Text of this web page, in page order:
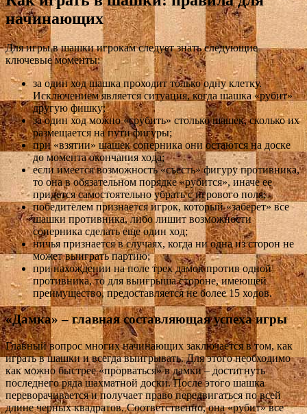
начинающих
Для игры в шашки игрокам следует знать следующие
ключевые моменты:
за один ход шашка проходит только одну клетку.
Исключением является ситуация, когда шашка «рубит»
другую фишку;
за один ход можно «срубить» столько шашек, сколько их
размещается на пути фигуры;
при «взятии» шашек соперника они остаются на доске
до момента окончания хода;
если имеется возможность «съесть» фигуру противника,
то она в обязательном порядке «рубится», иначе ее
придется самостоятельно убрать с игрового поля;
победителем признается игрок, который «заберет» все
шашки противника, либо лишит возможности
соперника сделать еще один ход;
ничья признается в случаях, когда ни одна из сторон не
может выиграть партию;
при нахождении на поле трех дамок против одной
противника, то для выигрыша стороне, имеющей
преимущество, предоставляется не более 15 ходов.
«Дамка» – главная составляющая успеха игры
Главный вопрос многих начинающих заключается в том, как
играть в шашки и всегда выигрывать. Для этого необходимо
как можно быстрее «прорваться» в дамки – достигнуть
последнего ряда шахматной доски. После этого шашка
переворачивается и получает право передвигаться по всей
длине черных квадратов. Соответственно, она «рубит» все